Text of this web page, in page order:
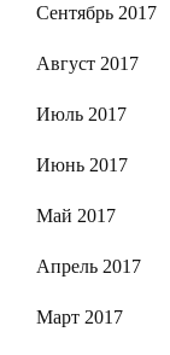
Сентябрь 2017
Август 2017
Июль 2017
Июнь 2017
Май 2017
Апрель 2017
Март 2017